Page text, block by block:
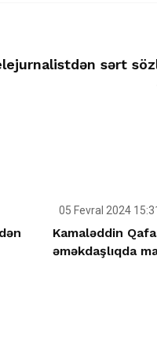
sərt
05 Fevral 2024 15:31
Kamaləddin
əməkdaşlıqda